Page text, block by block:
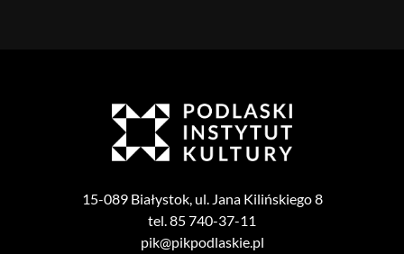
15-089 Białystok, ul. Jana Kilińskiego 8
tel. 85 740-37-11
pik@pikpodlaskie.pl